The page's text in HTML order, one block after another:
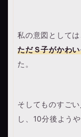
私の意図として
ただＳ子がかわ
た。
そしてものすご
し、10分後よう